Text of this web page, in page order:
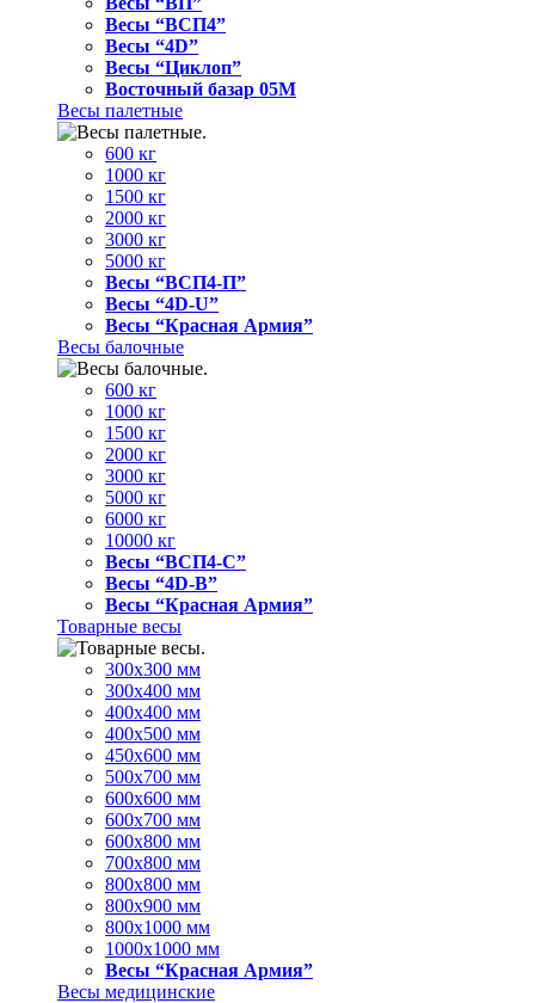
Весы “ВСП4”
Весы “4D”
Весы “Циклоп”
Восточный базар 05M
Весы палетные
600 кг
1000 кг
1500 кг
2000 кг
3000 кг
5000 кг
Весы “ВСП4-П”
Весы “4D-U”
Весы “Красная Армия”
Весы балочные
600 кг
1000 кг
1500 кг
2000 кг
3000 кг
5000 кг
6000 кг
10000 кг
Весы “ВСП4-С”
Весы “4D-В”
Весы “Красная Армия”
Товарные весы
300х300 мм
300х400 мм
400х400 мм
400х500 мм
450х600 мм
500х700 мм
600х600 мм
600х700 мм
600х800 мм
700х800 мм
800х800 мм
800х900 мм
800х1000 мм
1000х1000 мм
Весы “Красная Армия”
Весы медицинские